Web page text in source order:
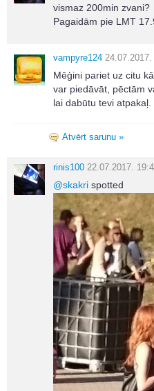
vismaz 200min zvani?
Pagaidām pie LMT
vampyre124
Mēģini pariet uz citu
var piedāvāt, pēctām
lai dabūtu tevi atpakaļ.
Atvērt sarunu »
rinis100 22.07.2017.
@skakri spotted